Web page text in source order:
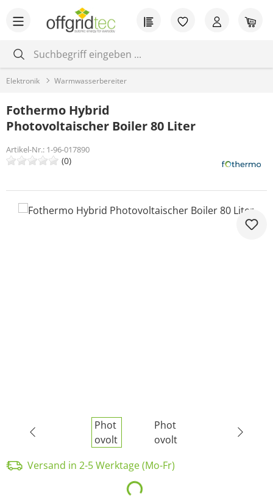
Zum Hauptinhalt springen Du hast 0
Elektronik Warmwasserbereiter
Fothermo Hybrid
Photovoltaischer Boiler 80 Liter
Artikel-Nr.: 1-96-017890
(0)
Bildergalerie überspringen
Versand in 2-5 Werktage (Mo-Fr)
Loading...